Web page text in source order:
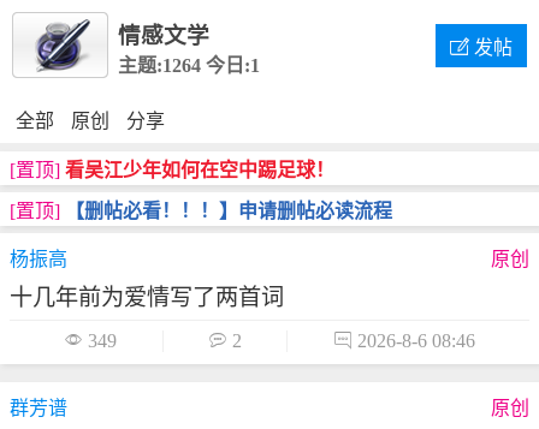
 发帖
情感文学
主题:1264 今日:1
全部 原创 分享
[置顶] 看吴江少年如何在空中踢足球！
[置顶]
【删帖必看！！！】申请删帖必读流程
杨振高 原创
十几年前为爱情写了两首词
 349  2  2026-8-6 08:46
群芳谱 原创